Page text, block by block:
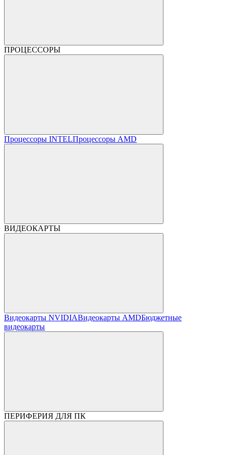
ПРОЦЕССОРЫ
Процессоры INTELПроцессоры AMD
ВИДЕОКАРТЫ
Видеокарты NVIDIAВидеокарты AMDБюджетные
видеокарты
ПЕРИФЕРИЯ ДЛЯ ПК